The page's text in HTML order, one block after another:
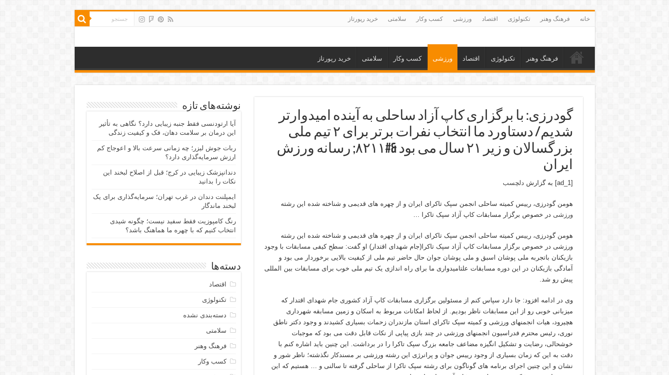
خانه فرهنگ وهنر تکنولوژی اقتصاد ورزشی کسب وکار سلامتی خرید رپورتاز
فرهنگ وهنر تکنولوژی اقتصاد ورزشی کسب وکار سلامتی خرید رپورتاز
گودرزی: با برگزاری کاپ آزاد ساحلی به آینده امیدوارتر
شدیم/ دستاورد ما انتخاب نفرات برتر برای ۲ تیم ملی
بزرگسالان و زیر ۲۱ سال می بود &#۸۲۱۱; رسانه ورزش
ایران
[ad_1] به گزارش دلچسب
هومن گودرزی، رییس کمیته ساحلی انجمن سپک تاکرای ایران و از چهره های قدیمی و شناخته شده این رشته
ورزشی در خصوص برگزار مسابقات کاپ آزاد سپک تاکرا …
هومن گودرزی، رییس کمیته ساحلی انجمن سپک تاکرای ایران و از چهره های قدیمی و شناخته شده این رشته
ورزشی در خصوص برگزار مسابقات کاپ آزاد سپک تاکرا(جام شهدای اقتدار) او گفت: سطح کیفی مسابقات با وجود
بازیکنان باتجربه ملی پوشان اسبق و ملی پوشان جوان حال حاضر تیم ملی از کیفیت بالایی برخوردار می بود و
آمادگی بازیکنان در این دوره مسابقات علتامیدواری ما برای راه اندازی یک تیم ملی خوب برای مسابقات بین المللی
پیش رو شد.
وی در ادامه افزود: جا دارد سپاس کنم از مسئولین برگزاری مسابقات کاپ آزاد کشوری جام شهدای اقتدار که
میزبانی خوبی رو از این مسابقات ناظر بودیم. از لحاظ امکانات مربوط به اسکان و زمین مسابقه شهرداری
هچیرود، هیات انجمنهای ورزشی و کمیته سپک تاکرای استان مازندران زحمات بسیاری کشیدند و وجود دکتر ناطق
نوری، رئیس محترم فدراسیون انجمنهای ورزشی در چند بازی پیاپی از نکات قابل دقت می بود که موجبات
خوشحالی، رضایت و تشکیل انگیزه مضاعف جامعه بزرگ سپک تاکرا را در برداشت. این چنین باید اشاره کنم با
دقت به این که زمان بسیاری از وجود رییس جوان و پرانرژی این رشته ورزشی بر مسندکار نگذشته؛ ناظر شور و
نشان و این چنین اجرای برنامه های گوناگون برای رشته سپک تاکرا از ساحلی گرفته تا سالنی و … هستیم که این
نوشته‌های تازه
آیا ارتودنسی فقط جنبه زیبایی دارد؟ نگاهی به تأثیر
این درمان بر سلامت دهان، فک و کیفیت زندگی
ربات جوش لیزر؛ چه زمانی سرعت بالا و اعوجاج کم
ارزش سرمایه‌گذاری دارد؟
دندانپزشک زیبایی در کرج؛ قبل از اصلاح لبخند این
نکات را بدانید
ایمپلنت دندان در غرب تهران؛ سرمایه‌گذاری برای یک
لبخند ماندگار
رنگ کامپوزیت فقط سفید نیست؛ چگونه شیدی
انتخاب کنیم که با چهره ما هماهنگ باشد؟
دسته‌ها
اقتصاد
تکنولوژی
دسته‌بندی نشده
سلامتی
فرهنگ وهنر
کسب وکار